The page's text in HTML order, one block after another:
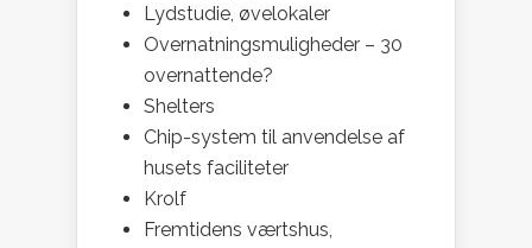
Lydstudie, øvelokaler
Overnatningsmuligheder – 30
overnattende?
Shelters
Chip-system til anvendelse af
husets faciliteter
Krolf
Fremtidens værtshus,